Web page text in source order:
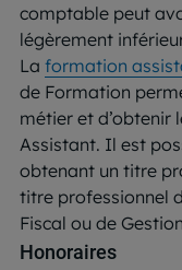
comptable peut
légèrement
La formation
de Formation
métier et d’obtenir
Assistant. Il est
obtenant un titre
titre professionnel
Fiscal ou de
Honoraires